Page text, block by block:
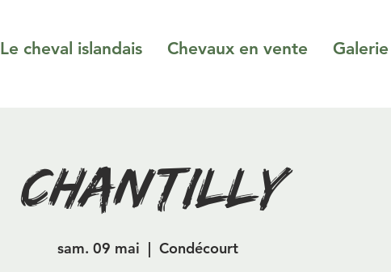
Le cheval islandais Chevaux en vente Galerie
chantilly
sam. 09 mai
  |
Condécourt